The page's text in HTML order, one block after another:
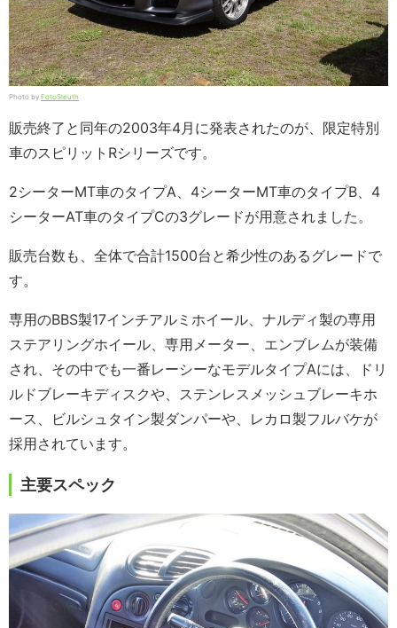
Photo by FotoSleuth
販売終了と同年の2003年4月に発表されたのが、限定特別
車のスピリットRシリーズです。
2シーターMT車のタイプA、4シーターMT車のタイプB、4
シーターAT車のタイプCの3グレードが用意されました。
販売台数も、全体で合計1500台と希少性のあるグレードで
す。
専用のBBS製17インチアルミホイール、ナルディ製の専用
ステアリングホイール、専用メーター、エンブレムが装備
され、その中でも一番レーシーなモデルタイプAには、ドリ
ルドブレーキディスクや、ステンレスメッシュブレーキホ
ース、ビルシュタイン製ダンパーや、レカロ製フルバケが
採用されています。
主要スペック